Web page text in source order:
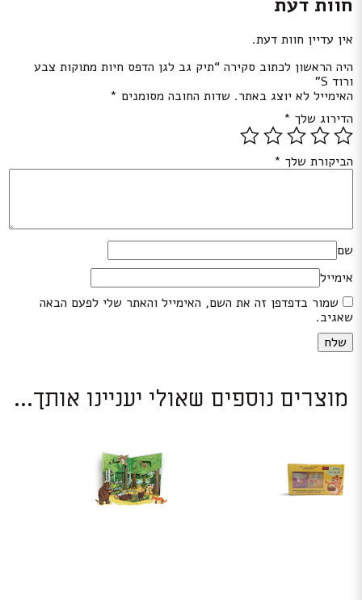
חוות דעת
אין עדיין חוות דעת.
היה הראשון לכתוב סקירה “תיק גב לגן הדפס חיות מתוקות צבע
ורוד S”
האימייל לא יוצג באתר. שדות החובה מסומנים *
הדירוג שלך *
הביקורת שלך *
שם
אימייל
שמור בדפדפן זה את השם, האימייל והאתר שלי לפעם הבאה
שאגיב.
מוצרים נוספים שאולי יעניינו אותך...